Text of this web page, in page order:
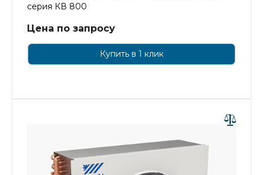
серия КВ 800
Цена по запросу
Купить в 1 клик